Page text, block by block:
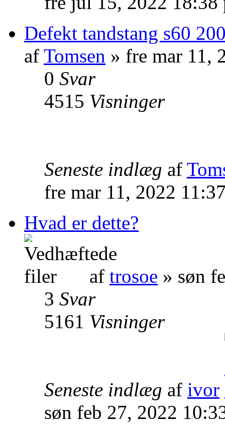
Defekt tandstang s60
af Tomsen » fre mar 11,
0 Svar
4515 Visninger
Seneste indlæg af
fre mar 11, 2022
Hvad er dette?
af trosoe » søn
3 Svar
5161 Visninger
Seneste indlæg af ivor
søn feb 27, 2022